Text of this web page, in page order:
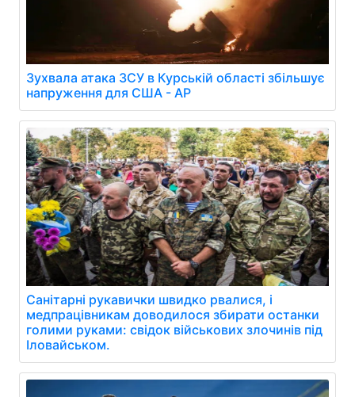
Зухвала атака ЗСУ в Курській області збільшує
напруження для США - AP
Санітарні рукавички швидко рвалися, і
медпрацівникам доводилося збирати останки
голими руками: свідок військових злочинів під
Іловайськом.